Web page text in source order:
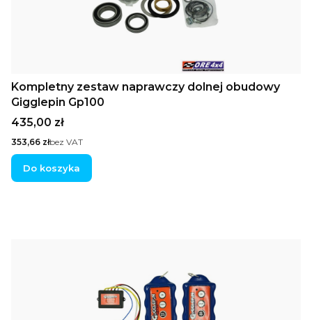
Kompletny zestaw naprawczy dolnej obudowy
Gigglepin Gp100
Cena
435,00 zł
Cena
353,66 złbez VAT
Do koszyka